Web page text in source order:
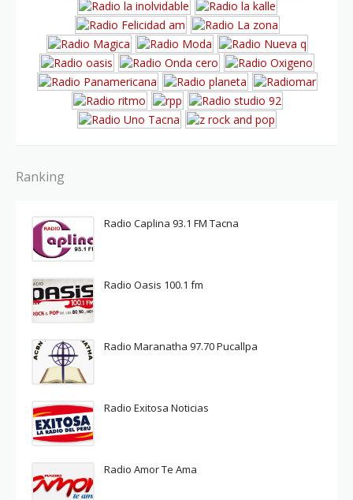
Ranking
Radio Caplina 93.1 FM Tacna
Radio Oasis 100.1 fm
Radio Maranatha 97.70 Pucallpa
Radio Exitosa Noticias
Radio Amor Te Ama